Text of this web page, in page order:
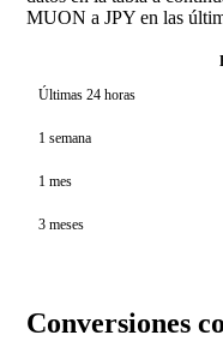
MUON a JPY en las
Últimas 24 horas
1 semana
1 mes
3 meses
Conversiones